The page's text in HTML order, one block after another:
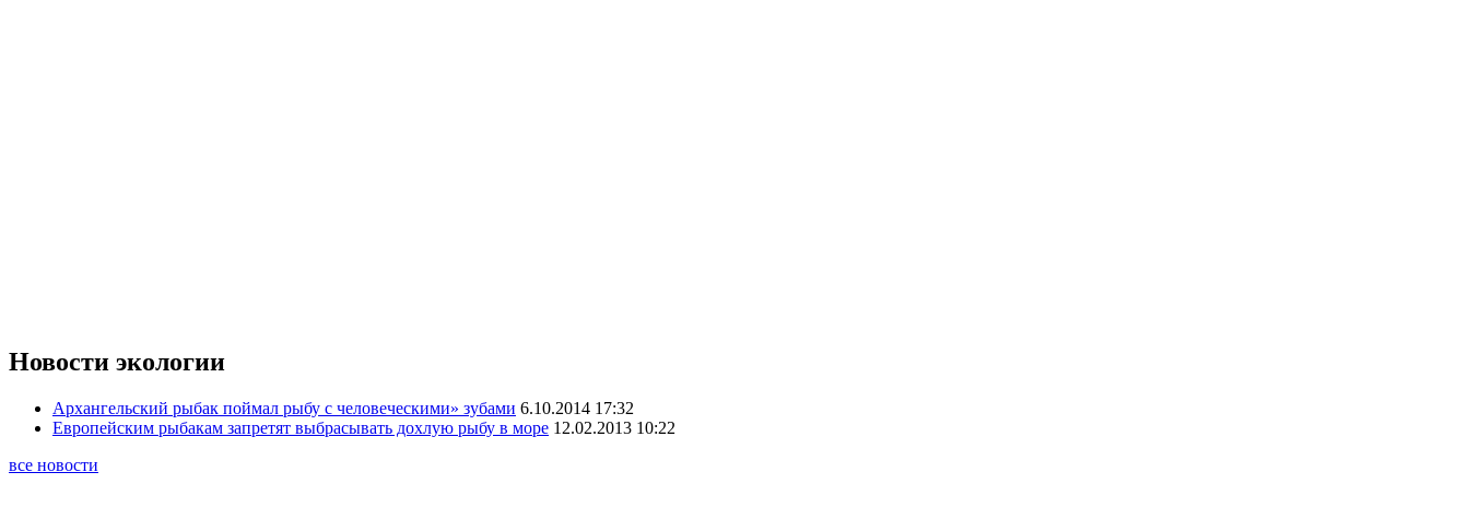
Новости экологии
Архангельский рыбак поймал рыбу с человеческими» зубами 6.10.2014 17:32
Европейским рыбакам запретят выбрасывать дохлую рыбу в море 12.02.2013 10:22
все новости